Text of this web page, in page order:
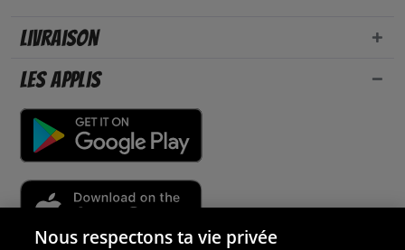
Livraison
Les applis
Nous respectons ta vie privée